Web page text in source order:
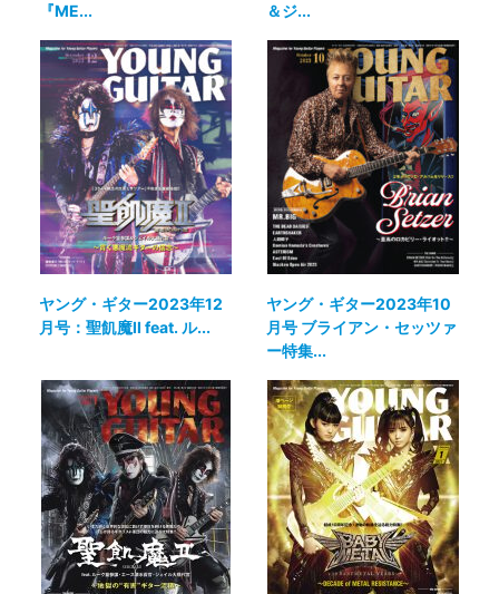
『ME...
＆ジ...
ヤング・ギター2023年12
月号：聖飢魔II feat. ル...
ヤング・ギター2023年10
月号 ブライアン・セッツァ
ー特集...